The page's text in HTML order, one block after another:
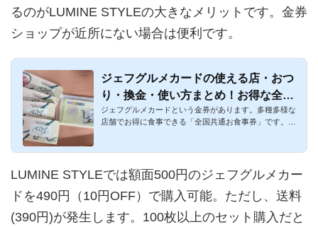
るのがLUMINE STYLEの大きなメリットです。金券
ショップが近所にない場合は便利です。
ジェフグルメカードの使える店・おつ
り・換金・使い方まとめ！お得な全国
共通お食事券！
ジェフグルメカードという金券があります。多種多様な
店舗でお得に食事できる「全国共通お食事券」です。購
LUMINE STYLEでは額面500円のジェフグルメカー
ドを490円（10円OFF）で購入可能。ただし、送料
(390円)が発生します。100枚以上のセット購入だと